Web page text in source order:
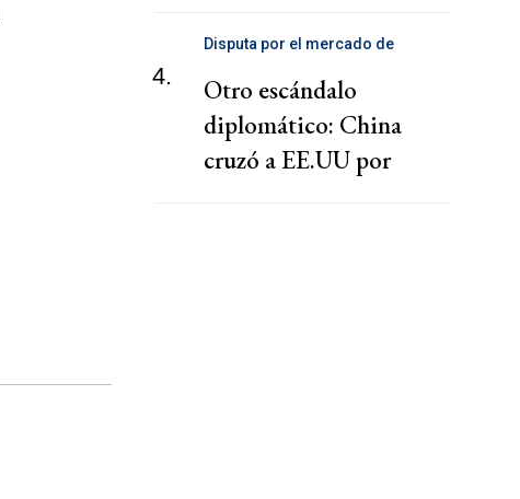
4.
Disputa por el mercado de
Otro escándalo
diplomático: China
cruzó a EE.UU por